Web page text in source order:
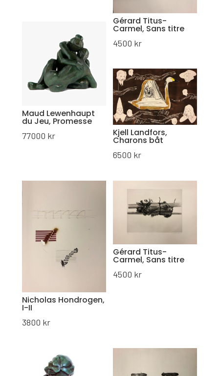
Gérard Titus-
Carmel, Sans titre
4500 kr
Maud Lewenhaupt
du Jeu, Promesse
77000 kr Kjell Landfors,
Charons båt
6500 kr
Nicholas Hondrogen,
I-II
3800 kr
Gérard Titus-
Carmel, Sans titre
4500 kr